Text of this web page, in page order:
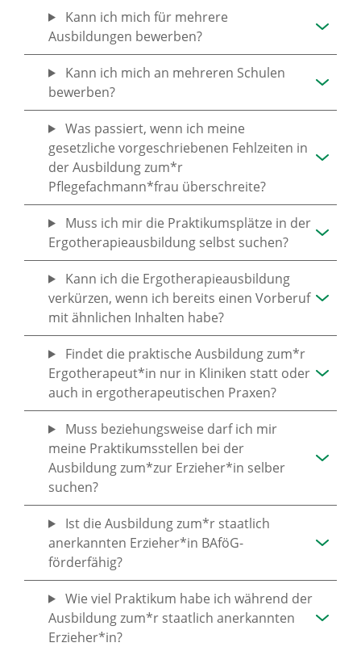
Kann ich mich für mehrere
Ausbildungen bewerben?
Kann ich mich an mehreren Schulen
bewerben?
Was passiert, wenn ich meine
gesetzliche vorgeschriebenen Fehlzeiten in
der Ausbildung zum*r
Pflegefachmann*frau überschreite?
Muss ich mir die Praktikumsplätze in der
Ergotherapieausbildung selbst suchen?
Kann ich die Ergotherapieausbildung
verkürzen, wenn ich bereits einen Vorberuf
mit ähnlichen Inhalten habe?
Findet die praktische Ausbildung zum*r
Ergotherapeut*in nur in Kliniken statt oder
auch in ergotherapeutischen Praxen?
Muss beziehungsweise darf ich mir
meine Praktikumsstellen bei der
Ausbildung zum*zur Erzieher*in selber
suchen?
Ist die Ausbildung zum*r staatlich
anerkannten Erzieher*in BAföG-
förderfähig?
Wie viel Praktikum habe ich während der
Ausbildung zum*r staatlich anerkannten
Erzieher*in?